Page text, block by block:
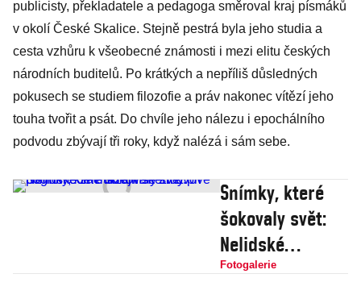
publicisty, překladatele a pedagoga směroval kraj písmáků
v okolí České Skalice. Stejně pestrá byla jeho studia a
cesta vzhůru k všeobecné známosti i mezi elitu českých
národních buditelů. Po krátkých a nepříliš důsledných
pokusech se studiem filozofie a práv nakonec vítězí jeho
touha tvořit a psát. Do chvíle jeho nálezu i epochálního
podvodu zbývají tři roky, když nalézá i sám sebe.
Snímky, které
šokovaly svět:
Nelidské
zacházení se
Fotogalerie